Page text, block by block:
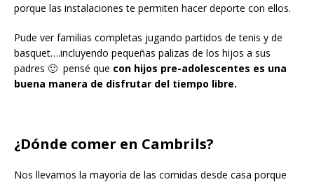
porque las instalaciones te permiten hacer deporte con ellos.
Pude ver familias completas jugando partidos de tenis y de
basquet….incluyendo pequeñas palizas de los hijos a sus
padres 🙂 pensé que con hijos pre-adolescentes es una
buena manera de disfrutar del tiempo libre.
¿Dónde comer en Cambrils?
Nos llevamos la mayoría de las comidas desde casa porque